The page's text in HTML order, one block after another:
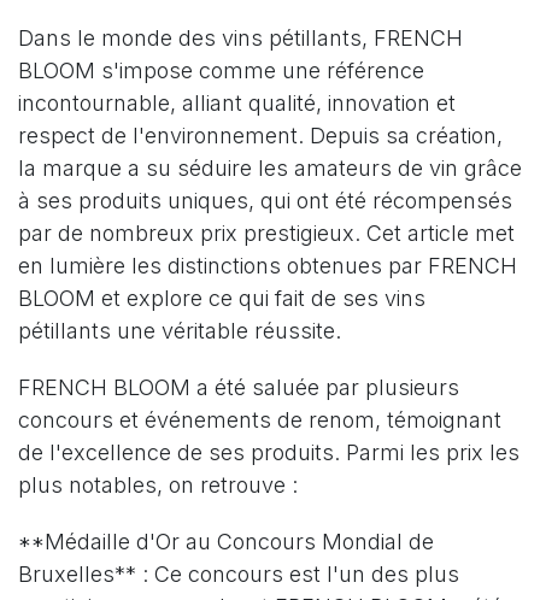
Dans le monde des vins pétillants, FRENCH
BLOOM s'impose comme une référence
incontournable, alliant qualité, innovation et
respect de l'environnement. Depuis sa création,
la marque a su séduire les amateurs de vin grâce
à ses produits uniques, qui ont été récompensés
par de nombreux prix prestigieux. Cet article met
en lumière les distinctions obtenues par FRENCH
BLOOM et explore ce qui fait de ses vins
pétillants une véritable réussite.
FRENCH BLOOM a été saluée par plusieurs
concours et événements de renom, témoignant
de l'excellence de ses produits. Parmi les prix les
plus notables, on retrouve :
**Médaille d'Or au Concours Mondial de
Bruxelles** : Ce concours est l'un des plus